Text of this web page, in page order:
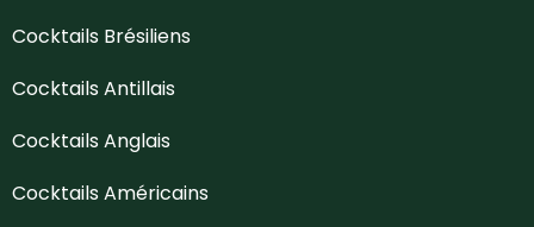
Cocktails Brésiliens
Cocktails Antillais
Cocktails Anglais
Cocktails Américains